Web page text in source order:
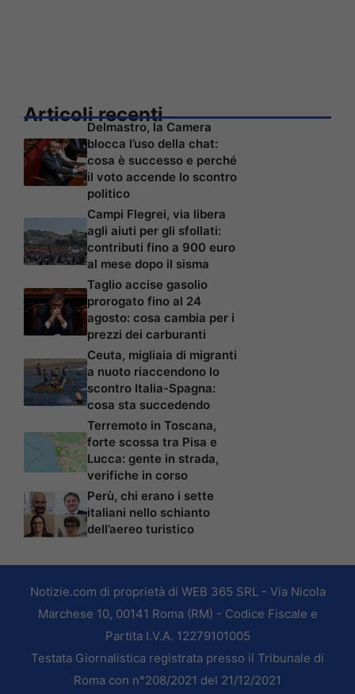
Articoli recenti
Delmastro, la Camera
blocca l’uso della chat:
cosa è successo e perché
il voto accende lo scontro
politico
Campi Flegrei, via libera
agli aiuti per gli sfollati:
contributi fino a 900 euro
al mese dopo il sisma
Taglio accise gasolio
prorogato fino al 24
agosto: cosa cambia per i
prezzi dei carburanti
Ceuta, migliaia di migranti
a nuoto riaccendono lo
scontro Italia-Spagna:
cosa sta succedendo
Terremoto in Toscana,
forte scossa tra Pisa e
Lucca: gente in strada,
verifiche in corso
Perù, chi erano i sette
italiani nello schianto
dell’aereo turistico
Notizie.com di proprietà di WEB 365 SRL - Via Nicola
Marchese 10, 00141 Roma (RM) - Codice Fiscale e
Partita I.V.A. 12279101005
Testata Giornalistica registrata presso il Tribunale di
Roma con n°208/2021 del 21/12/2021